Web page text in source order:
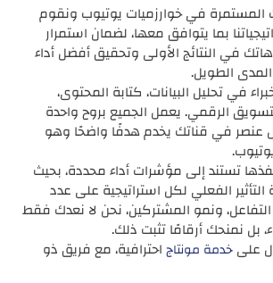
المستمرة في خوارزميات يوتيوب ونقوم
بما يتوافق معها، لضمان استمرار
في النتائج الأولى وتحقيق أفضل أداء
الطويل.
في تحليل البيانات، كتابة المحتوى،
الرقمي. يعمل الجميع بروح واحدة
عنصر في قناتك يخدم هدفًا واضحًا وهو
تستند إلى مؤشرات أداء محددة، بحيث
الفعلي لكل استراتيجية على عدد
ونمو المشتركين، نحن لا نعدك فقط
بل نمنحك أرقامًا تثبت ذلك.
علىخدمة مونتاجاحترافية، مع فريق ذو